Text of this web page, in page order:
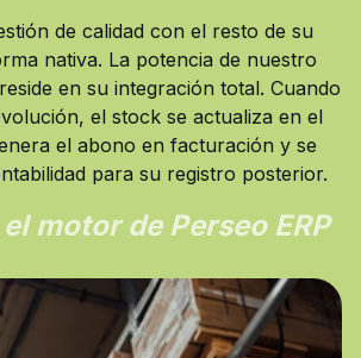
de calidad con el resto de su
nativa. La potencia de nuestro
en su integración total. Cuando
el stock se actualiza en el
el abono en facturación y se
para su registro posterior.
motor de Perseo ERP